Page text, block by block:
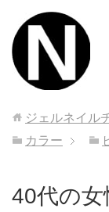
ジェルネイル
カラー
40代の女